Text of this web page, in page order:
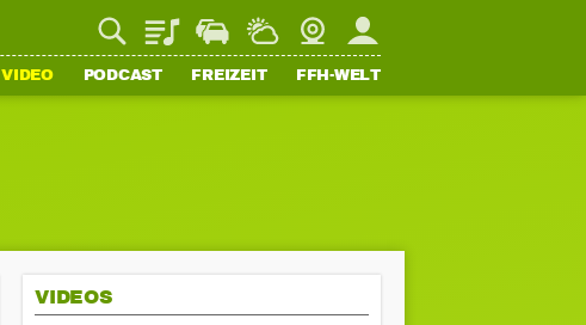
PlaylistStaupilotWetterWebcamMein FFH
VIDEO PODCAST FREIZEIT FFH-WELT
VIDEOS